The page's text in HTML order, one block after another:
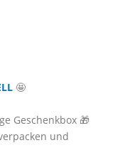
🤩
Geschenkbox 🎁
und